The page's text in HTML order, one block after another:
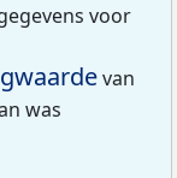
voor
van
was